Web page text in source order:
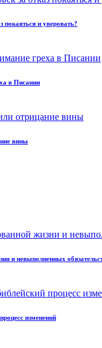
покаяться и уверовать?
в Писании
вины
и невыполненных
изменений